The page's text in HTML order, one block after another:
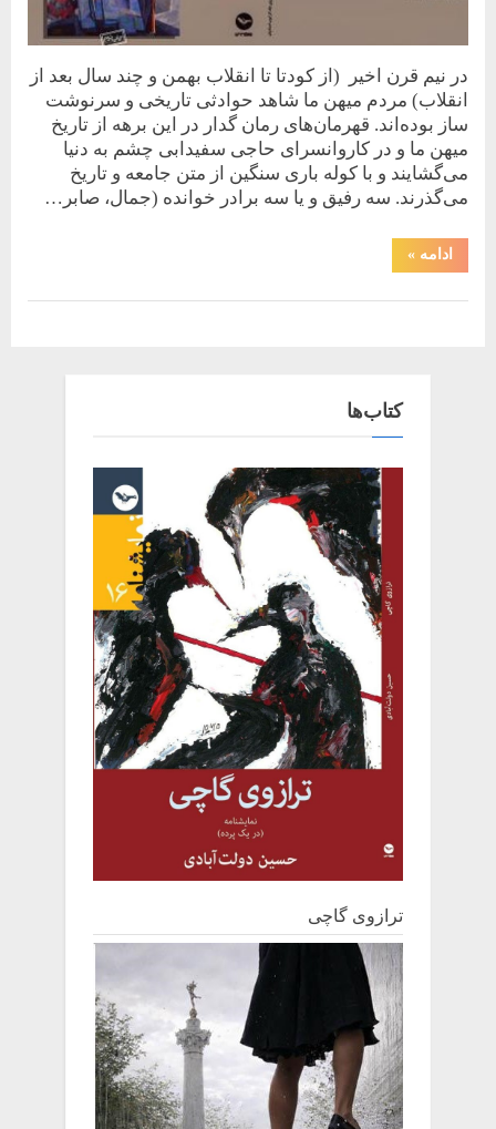
در نیم قرن اخیر (از کودتا تا انقلاب بهمن و چند سال بعد از
انقلاب) مردم میهن ما شاهد حوادثی تاریخی و سرنوشت
ساز بوده‌اند. قهرمان‌های رمان گدار در این برهه از تاریخ
میهن ما و در کاروانسرای حاجی سفیدابی چشم به دنیا
می‌گشایند و با کوله باری سنگین از متن جامعه و تاریخ
می‌گذرند. سه رفیق و یا سه برادر خوانده (جمال، صابر…
ادامه “گدار،
دورۀ
جلدی”
»
,
کتاب‌ها
ترازوی گاچی